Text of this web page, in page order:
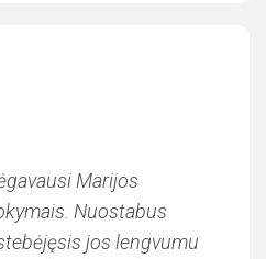
Marijos
Nuostabus
jos lengvumu